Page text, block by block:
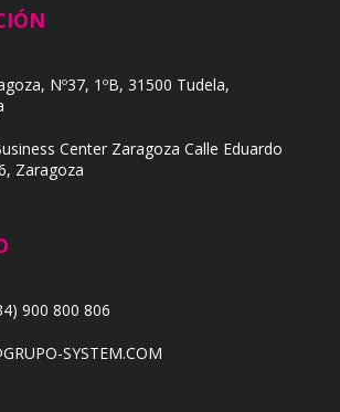
Nº37, 1ºB, 31500 Tudela,
Center Zaragoza Calle Eduardo
Zaragoza
900 800 806
SYSTEM.COM